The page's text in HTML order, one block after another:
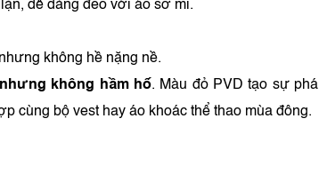
dễ dàng đeo với áo sơ mi.
không hề nặng nề.
không hầm hố. Màu đỏ PVD tạo sự phá
cùng bộ vest hay áo khoác thể thao mùa đông.